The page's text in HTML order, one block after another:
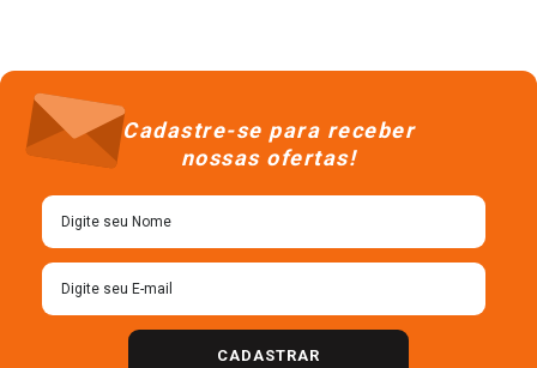
Cadastre-se para receber
nossas ofertas!
CADASTRAR